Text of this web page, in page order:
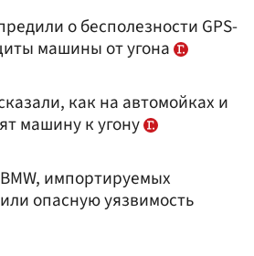
о бесполезности GPS-
машины от угона
как на автомойках и
машину к угону
импортируемых
опасную уязвимость